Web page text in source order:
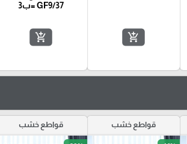
add_shopping_cart
GF9/37 =ب3
add_shopping_cart
قواطع خشب قواطع خشب